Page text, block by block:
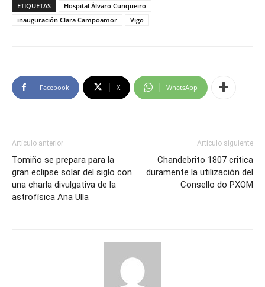
ETIQUETAS
Hospital Álvaro Cunqueiro
inauguración Clara Campoamor
Vigo
Facebook X WhatsApp
Artículo anterior
Tomiño se prepara para la
gran eclipse solar del siglo con
una charla divulgativa de la
astrofísica Ana Ulla
Artículo siguiente
Chandebrito 1807 critica
duramente la utilización del
Consello do PXOM